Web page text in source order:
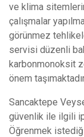
ve klima
çalışmalar
görünmez
servisi düzenli
karbonmonoksit
önem
Sancaktepe
güvenlik ile ilgili
Öğrenmek